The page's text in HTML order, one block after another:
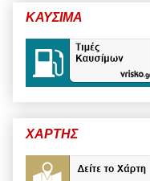
ΚΑΥΣΙΜΑ
ΧΑΡΤΗΣ